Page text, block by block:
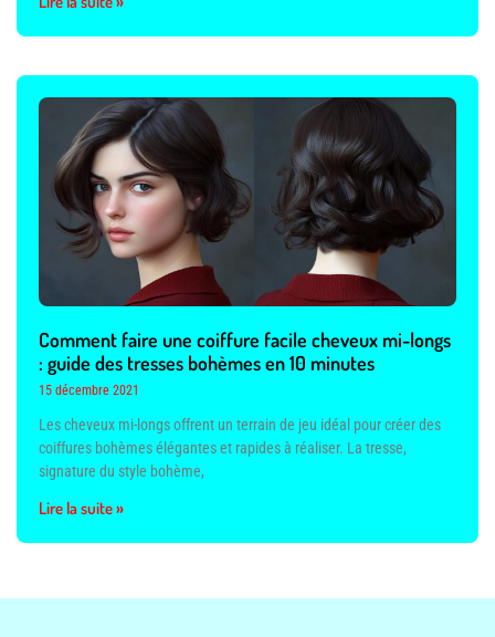
Comment faire une coiffure facile cheveux mi-longs
: guide des tresses bohèmes en 10 minutes
15 décembre 2021
Les cheveux mi-longs offrent un terrain de jeu idéal pour créer des
coiffures bohèmes élégantes et rapides à réaliser. La tresse,
signature du style bohème,
Lire la suite »